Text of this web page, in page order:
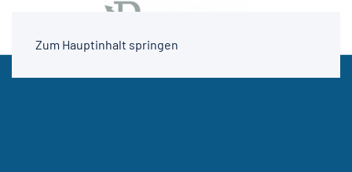
Zum Hauptinhalt springen